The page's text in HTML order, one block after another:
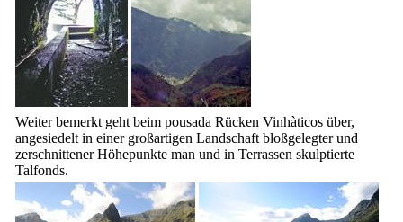
Weiter bemerkt geht beim pousada Rücken Vinhàticos über,
angesiedelt in einer großartigen Landschaft bloßgelegter und
zerschnittener Höhepunkte man und in Terrassen skulptierte
Talfonds.